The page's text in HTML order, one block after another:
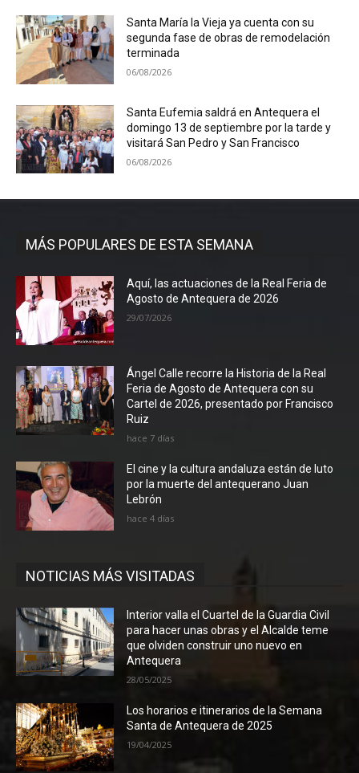
Santa María la Vieja ya cuenta con su
segunda fase de obras de remodelación
terminada
06/08/2026
Santa Eufemia saldrá en Antequera el
domingo 13 de septiembre por la tarde y
visitará San Pedro y San Francisco
06/08/2026
MÁS POPULARES DE ESTA SEMANA
Aquí, las actuaciones de la Real Feria de
Agosto de Antequera de 2026
29/07/2026
Ángel Calle recorre la Historia de la Real
Feria de Agosto de Antequera con su
Cartel de 2026, presentado por Francisco
Ruiz
hace 7 días
El cine y la cultura andaluza están de luto
por la muerte del antequerano Juan
Lebrón
hace 4 días
NOTICIAS MÁS VISITADAS
Interior valla el Cuartel de la Guardia Civil
para hacer unas obras y el Alcalde teme
que olviden construir uno nuevo en
Antequera
28/05/2025
Los horarios e itinerarios de la Semana
Santa de Antequera de 2025
19/04/2025